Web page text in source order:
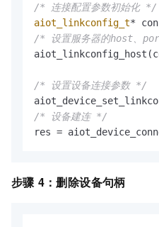
/* 连接配置参数初始化 */
aiot_linkconfig_t
/* 设置服务器的host、
/* 设置设备连接参数 */
/* 设备建连 */
res =
步骤 4：删除设备句柄